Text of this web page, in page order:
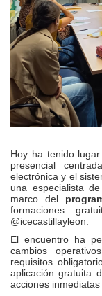
Hoy ha tenido
presencial
electrónica y el
una especialista
marco del
formaciones
@icecastillayleon.
El encuentro ha
cambios
requisitos
aplicación gratuita
acciones inmediatas